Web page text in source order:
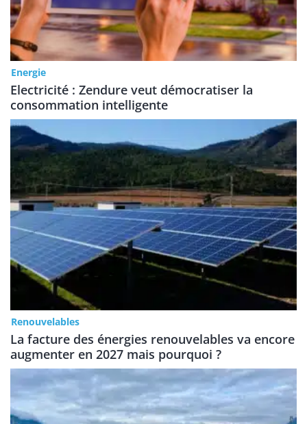
Energie
Electricité : Zendure veut démocratiser la
consommation intelligente
Renouvelables
La facture des énergies renouvelables va encore
augmenter en 2027 mais pourquoi ?